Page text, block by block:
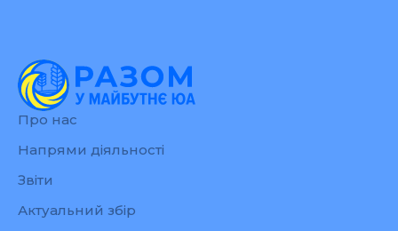
Про нас
Напрями діяльності
Звіти
Актуальний збір